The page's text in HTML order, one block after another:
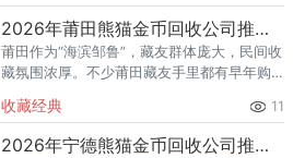
2026年莆田熊猫金币回收公司推荐 你的金币适合哪种回收方式？
莆田作为“海滨邹鲁”，藏友群体庞大，民间收
藏氛围浓厚。不少莆田藏友手里都有早年购
自收藏市场，还有的是海外带回。到了2026
年想变现时，却发现：
收藏经典 11
2026年宁德熊猫金币回收公司推荐 宁德藏友上门回收全攻略